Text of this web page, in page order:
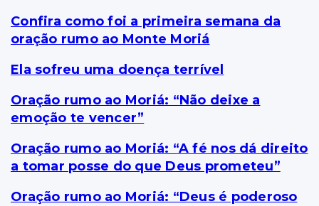
Confira como foi a primeira semana da
oração rumo ao Monte Moriá
Ela sofreu uma doença terrível
Oração rumo ao Moriá: “Não deixe a
emoção te vencer”
Oração rumo ao Moriá: “A fé nos dá direito
a tomar posse do que Deus prometeu”
Oração rumo ao Moriá: “Deus é poderoso